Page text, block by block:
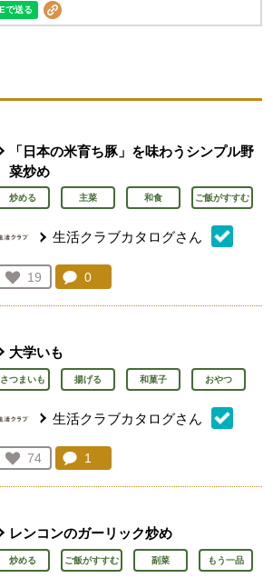
「日本の米育ち豚」を味わうシンプル野
菜炒め
炒める 主菜 和食 ご飯がすすむ
生活クラブカタログさん
お気に入り登録：
19
人が登録
コメント：
0
大学いも
さつまいも 揚げる 和菓子 おやつ
生活クラブカタログさん
お気に入り登録：
74
人が登録
コメント：
1
レンコンのガーリック炒め
炒める ご飯がすすむ 副菜 もう一品